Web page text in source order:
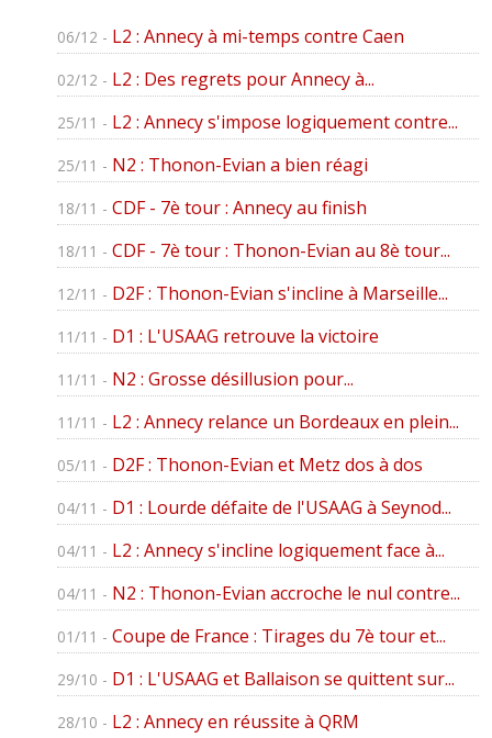
06/12 - L2 : Annecy à mi-temps contre Caen
02/12 - L2 : Des regrets pour Annecy à...
25/11 - L2 : Annecy s'impose logiquement contre...
25/11 - N2 : Thonon-Evian a bien réagi
18/11 - CDF - 7è tour : Annecy au finish
18/11 - CDF - 7è tour : Thonon-Evian au 8è tour...
12/11 - D2F : Thonon-Evian s'incline à Marseille...
11/11 - D1 : L'USAAG retrouve la victoire
11/11 - N2 : Grosse désillusion pour...
11/11 - L2 : Annecy relance un Bordeaux en plein...
05/11 - D2F : Thonon-Evian et Metz dos à dos
04/11 - D1 : Lourde défaite de l'USAAG à Seynod...
04/11 - L2 : Annecy s'incline logiquement face à...
04/11 - N2 : Thonon-Evian accroche le nul contre...
01/11 - Coupe de France : Tirages du 7è tour et...
29/10 - D1 : L'USAAG et Ballaison se quittent sur...
28/10 - L2 : Annecy en réussite à QRM